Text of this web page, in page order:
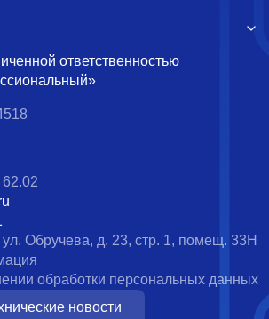
ответственностью
ул. Обручева, д. 23, стр. 1, помещ. 33Н
обработки персональных данных
новости